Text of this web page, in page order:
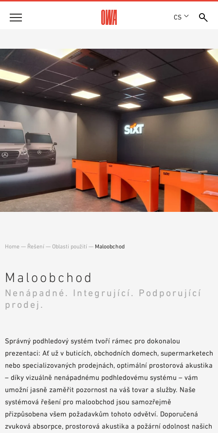
CS
OCENĚNÍ A VYZNAMENÁNÍ
LOKALITY
SHOWROOM 7TH FLOOR
Produkty
PŘEHLED PRODUKTŮ
ŘÍZENÉ VYHLEDÁVÁNÍ
TECHNICKÉ VYHLEDÁVÁNÍ
Řešení
FUNKCE
OBLASTI POUŽITÍ
Technické poradenství
Servis
TEXTY PRO VÝBĚROVÁ ŘÍZENÍ
SOUBORY KE STAŽENÍ
PROHLÁŠENÍ O VLASTNOSTECH (DOP)
BIM/REVIT KNIHOVNA
Home — Řešení — Oblasti použití — Maloobchod
Maloobchod
Nenápadné. Integrující. Podporující
prodej.
Správný podhledový systém tvoří rámec pro dokonalou
prezentaci: Ať už v buticích, obchodních domech, supermarketech
nebo specializovaných prodejnách, optimální prostorová akustika
– díky vizuálně nenápadnému podhledovému systému – vám
umožní jasně zaměřit pozornost na váš tovar a služby. Naše
systémová řešení pro maloobchod jsou samozřejmě
přizpůsobena všem požadavkům tohoto odvětví. Doporučená
zvuková absorpce, prostorová akustika a požární odolnost našich